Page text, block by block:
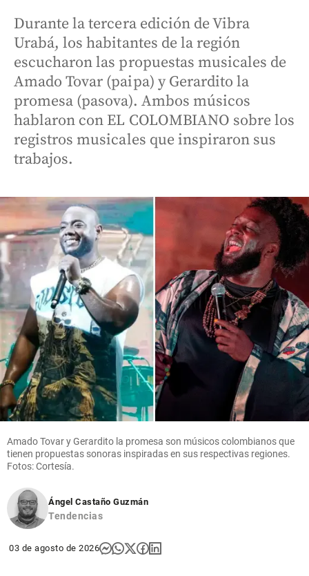
Durante la tercera edición de Vibra
Urabá, los habitantes de la región
escucharon las propuestas musicales de
Amado Tovar (paipa) y Gerardito la
promesa (pasova). Ambos músicos
hablaron con EL COLOMBIANO sobre los
registros musicales que inspiraron sus
trabajos.
Amado Tovar y Gerardito la promesa son músicos colombianos que
tienen propuestas sonoras inspiradas en sus respectivas regiones.
Fotos: Cortesía.
Ángel Castaño Guzmán
Tendencias
03 de agosto de 2026